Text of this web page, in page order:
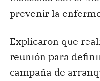
prevenir la
Explicaron que
reunión para
campaña de